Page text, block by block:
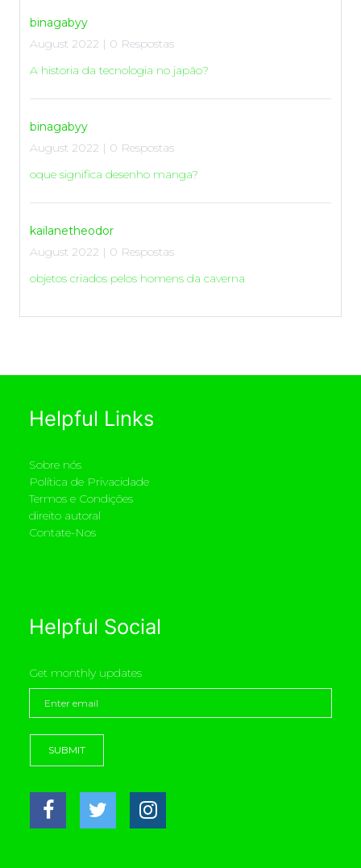
binagabyy
August 2022 | 0 Respostas
A historia da tecnologia no japão?
binagabyy
August 2022 | 0 Respostas
oque significa desenho manga?
kailanetheodor
August 2022 | 0 Respostas
objetos criados pelos homens da caverna
Helpful Links
Sobre nós
Política de Privacidade
Termos e Condições
direito autoral
Contate-Nos
Helpful Social
Get monthly updates
SUBMIT